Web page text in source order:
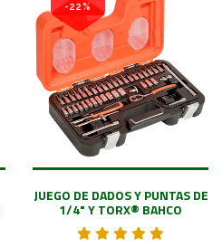
-22%
JUEGO DE DADOS Y PUNTAS DE
1/4" Y TORX® BAHCO